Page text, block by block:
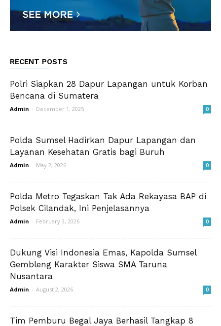
RECENT POSTS
Polri Siapkan 28 Dapur Lapangan untuk Korban
Bencana di Sumatera
Admin - December 1, 2025 0
Polda Sumsel Hadirkan Dapur Lapangan dan
Layanan Kesehatan Gratis bagi Buruh
Admin - May 2, 2026 0
Polda Metro Tegaskan Tak Ada Rekayasa BAP di
Polsek Cilandak, Ini Penjelasannya
Admin - February 3, 2026 0
Dukung Visi Indonesia Emas, Kapolda Sumsel
Gembleng Karakter Siswa SMA Taruna
Nusantara
Admin - August 2, 2026 0
Tim Pemburu Begal Jaya Berhasil Tangkap 8